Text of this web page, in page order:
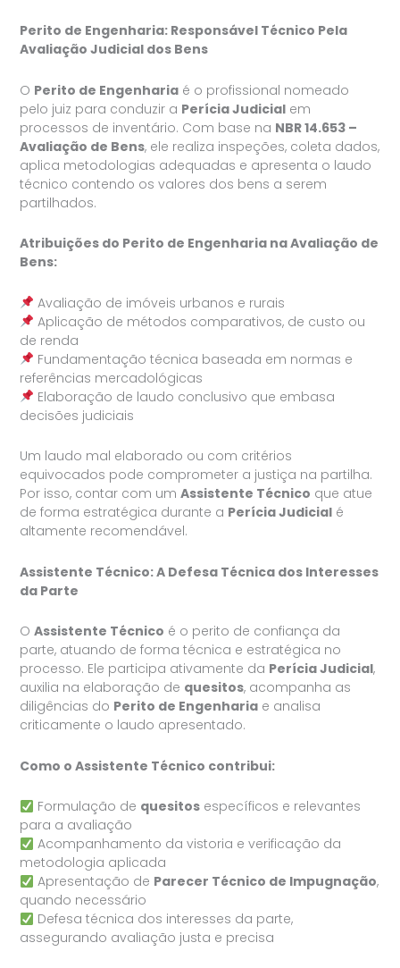
Perito de Engenharia: Responsável Técnico Pela
Avaliação Judicial dos Bens
O Perito de Engenharia é o profissional nomeado
pelo juiz para conduzir a Perícia Judicial em
processos de inventário. Com base na NBR 14.653 –
Avaliação de Bens, ele realiza inspeções, coleta dados,
aplica metodologias adequadas e apresenta o laudo
técnico contendo os valores dos bens a serem
partilhados.
Atribuições do Perito de Engenharia na Avaliação de
Bens:
Avaliação de imóveis urbanos e rurais
Aplicação de métodos comparativos, de custo ou
de renda
Fundamentação técnica baseada em normas e
referências mercadológicas
Elaboração de laudo conclusivo que embasa
decisões judiciais
Um laudo mal elaborado ou com critérios
equivocados pode comprometer a justiça na partilha.
Por isso, contar com umAssistente Técnico que atue
de forma estratégica durante a Perícia Judicial é
altamente recomendável.
Assistente Técnico: A Defesa Técnica dos Interesses
da Parte
OAssistente Técnico é o perito de confiança da
parte, atuando de forma técnica e estratégica no
processo. Ele participa ativamente da Perícia Judicial,
auxilia na elaboração de quesitos, acompanha as
diligências do Perito de Engenharia e analisa
criticamente o laudo apresentado.
Como o Assistente Técnico contribui:
Formulação de quesitos específicos e relevantes
para a avaliação
Acompanhamento da vistoria e verificação da
metodologia aplicada
Apresentação de Parecer Técnico de Impugnação,
quando necessário
Defesa técnica dos interesses da parte,
assegurando avaliação justa e precisa